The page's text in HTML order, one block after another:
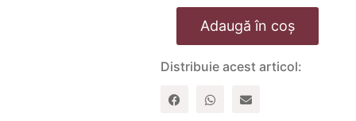
Cantitate
Cresterea
copiilor
in
era
Adaugă în coș
Distribuie acest articol: